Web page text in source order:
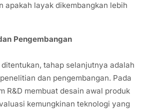
apakah layak dikembangkan lebih
Pengembangan
tahap selanjutnya adalah
dan pengembangan. Pada
R&D membuat desain awal produk
kemungkinan teknologi yang